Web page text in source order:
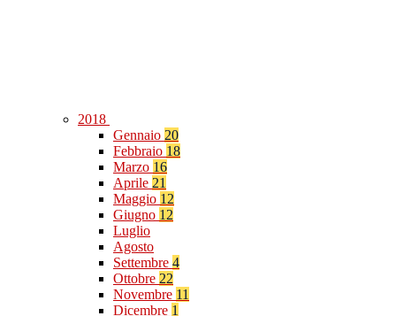
2018
Gennaio 20
Febbraio 18
Marzo 16
Aprile 21
Maggio 12
Giugno 12
Luglio
Agosto
Settembre 4
Ottobre 22
Novembre 11
Dicembre 1